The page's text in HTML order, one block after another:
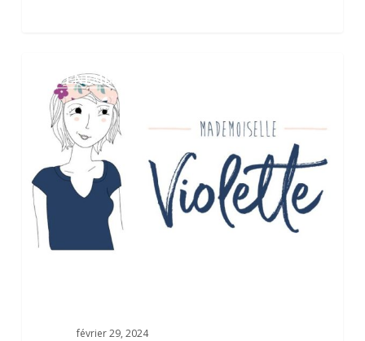
MANA
MADEMOISELLE
VIOLETTE
EVENEMENTS
février 29, 2024